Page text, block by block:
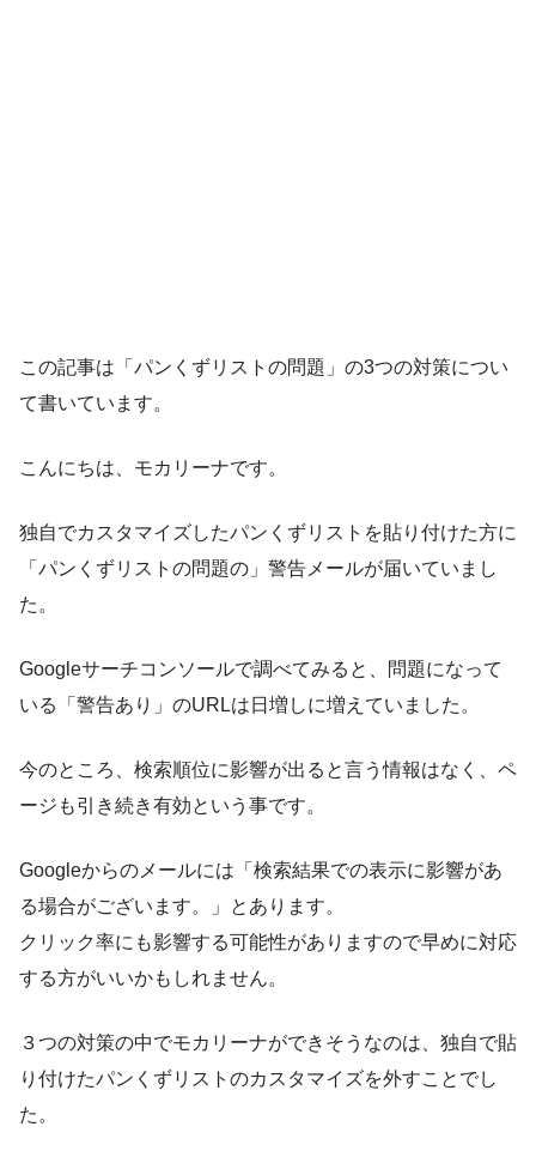
この記事は「パンくずリストの問題」の3つの対策につい
て書いています。
こんにちは、モカリーナです。
独自でカスタマイズしたパンくずリストを貼り付けた方に
「パンくずリストの問題の」警告メールが届いていまし
た。
Googleサーチコンソールで調べてみると、問題になって
いる「警告あり」のURLは日増しに増えていました。
今のところ、検索順位に影響が出ると言う情報はなく、ペ
ージも引き続き有効という事です。
Googleからのメールには「検索結果での表示に影響があ
る場合がございます。」とあります。
クリック率にも影響する可能性がありますので早めに対応
する方がいいかもしれません。
３つの対策の中でモカリーナができそうなのは、独自で貼
り付けたパンくずリストのカスタマイズを外すことでし
た。